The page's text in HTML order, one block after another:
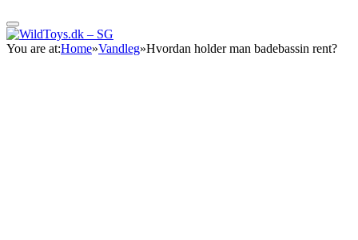
You are at:Home»Vandleg»Hvordan holder man badebassin rent?